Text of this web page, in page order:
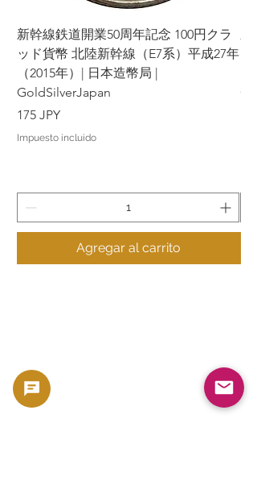
新幹線鉄道開業50周年記念 100円クラ
ッド貨幣 北陸新幹線（E7系）平成27年
（2015年）| 日本造幣局 |
GoldSilverJapan
Precio
175 JPY
Impuesto incluido
Agregar al carrito